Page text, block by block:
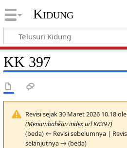
Kidung
KK 397
Revisi sejak 30 Maret 2026 10.18
(Menambahkan index url KK397)
(beda) ← Revisi sebelumnya |
selanjutnya → (beda)